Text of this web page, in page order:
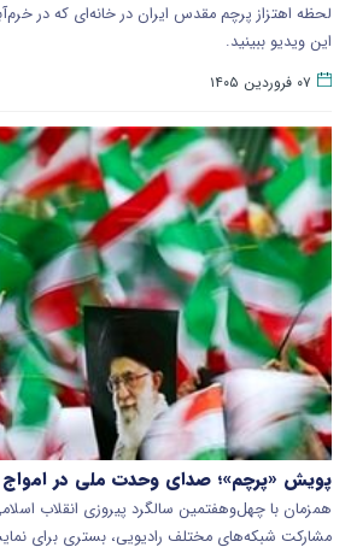
لحظه اهتزاز پرچم مقدس ایران در خانه‌ای که در
این ویدیو ببینید.
۰۷ فروردین ۱۴۰۵
پویش «پرچم»؛ صدای وحدت ملی در امواج
همزمان با چهل‌وهفتمین سالگرد پیروزی انقلاب
مشارکت شبکه‌های مختلف رادیویی، بستری برای